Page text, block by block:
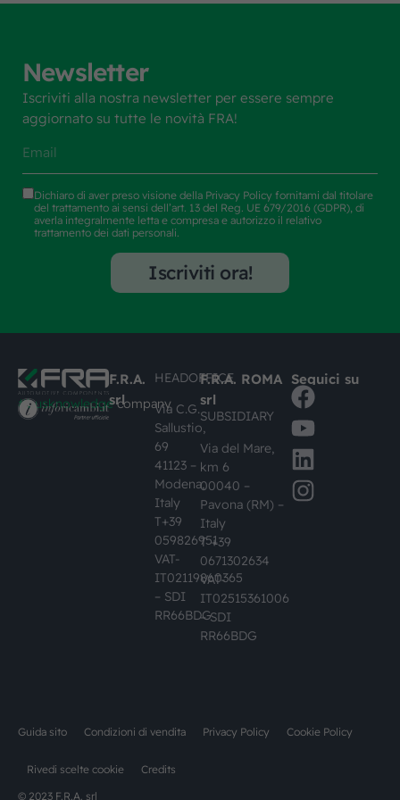
Newsletter
Iscriviti alla nostra newsletter per essere sempre
aggiornato su tutte le novità FRA!
Dichiaro di aver preso visione della Privacy Policy fornitami dal titolare
del trattamento ai sensi dell’art. 13 del Reg. UE 679/2016 (GDPR), di
averla integralmente letta e compresa e autorizzo il relativo
trattamento dei dati personali.
Iscriviti ora!
#busknowledgecompany
F.R.A.
srl
HEADOFFICE
Via C.G.
Sallustio,
69
41123 –
Modena,
Italy
T+39
059826951
VAT-
IT02119860365
– SDI
RR66BDG
F.R.A. ROMA
srl
SUBSIDIARY
Via del Mare,
km 6
00040 –
Pavona (RM) –
Italy
T +39
0671302634
VAT-
IT02515361006
– SDI
RR66BDG
Seguici su
© 2023 F.R.A. srl
Guida sito Condizioni di vendita Privacy Policy Cookie Policy
Rivedi scelte cookie Credits